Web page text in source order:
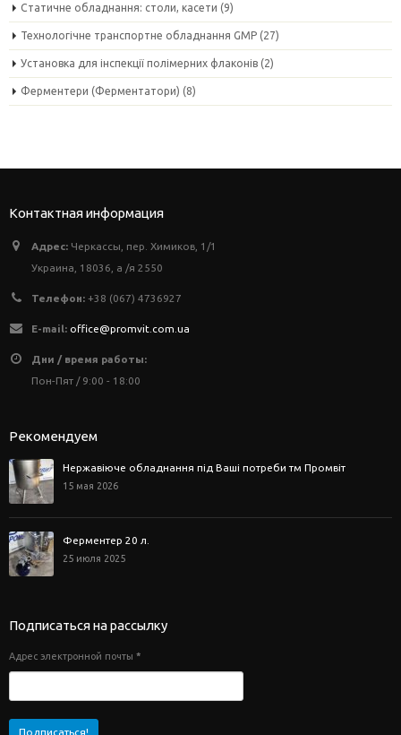
Статичне обладнання: столи, касети (9)
Технологічне транспортне обладнання GMP (27)
Установка для інспекції полімерних флаконів (2)
Ферментери (Ферментатори) (8)
Контактная информация
Адрес: Черкассы, пер. Химиков, 1/1
Украина, 18036, а /я 2550
Телефон: +38 (067) 4736927
E-mail: office@promvit.com.ua
Дни / время работы:
Пон-Пят / 9:00 - 18:00
Рекомендуем
Нержавіюче обладнання під Ваші потреби тм Промвіт
15 мая 2026
Ферментер 20 л.
25 июля 2025
Подписаться на рассылку
Адрес электронной почты *